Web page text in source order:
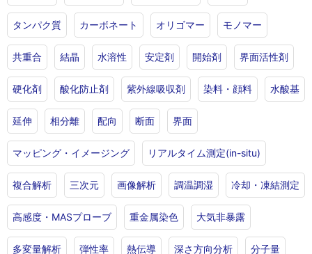
タンパク質 カーボネート オリゴマー モノマー
共重合 結晶 水溶性 安定剤 開始剤 界面活性剤
硬化剤 酸化防止剤 紫外線吸収剤 染料・顔料 水酸基
延伸 相分離 配向 断面 界面
マッピング・イメージング リアルタイム測定(in-situ)
複合解析 三次元 画像解析 調温調湿 冷却・凍結測定
高感度・MASプローブ 重金属染色 大気非暴露
多変量解析 弾性率 熱伝導 深さ方向分析 分子量